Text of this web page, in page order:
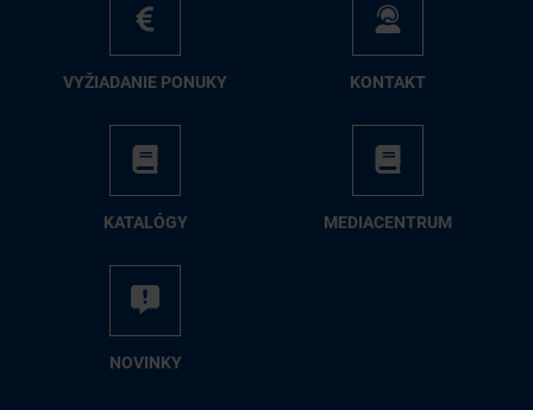
VY­ŽIA­DA­NIE PO­NU­KY KON­TAKT
KA­TA­LÓ­GY ME­DIA­CEN­TRUM
NO­VIN­KY